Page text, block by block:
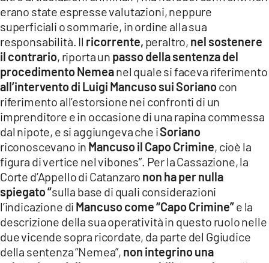
erano state espresse valutazioni, neppure
superficiali o sommarie, in ordine alla sua
responsabilità. Il ricorrente, peraltro, nel sostenere
il contrario, riporta un passo della sentenza del
procedimento Nemeanel quale si faceva riferimento
all’intervento di Luigi Mancuso sui Sorianocon
riferimento all’estorsione nei confronti di un
imprenditore e in occasione di una rapina commessa
dal nipote, e si aggiungeva che iSoriano
riconoscevano in Mancuso il Capo Crimine, cioè la
figura di vertice nel vibones”. Per la Cassazione, la
Corte d’Appello di Catanzaro non ha per nulla
spiegato “sulla base di quali considerazioni
l’indicazione di Mancuso come “Capo Crimine”e la
descrizione della sua operatività in questo ruolo nelle
due vicende sopra ricordate, da parte del Ggiudice
della sentenza “Nemea”, non integrino una